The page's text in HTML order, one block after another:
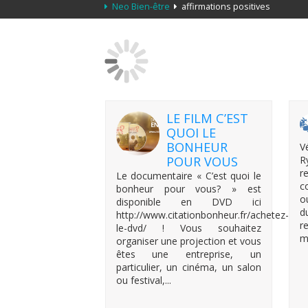
Neo Bien-être affirmations positives
LE FILM C’EST
QUOI LE
BONHEUR
POUR VOUS
Le documentaire « C’est quoi le
bonheur pour vous? » est
disponible en DVD ici
http://www.citationbonheur.fr/achetez-
le-dvd/ ! Vous souhaitez
organiser une projection et vous
êtes une entreprise, un
particulier, un cinéma, un salon
ou festival,...